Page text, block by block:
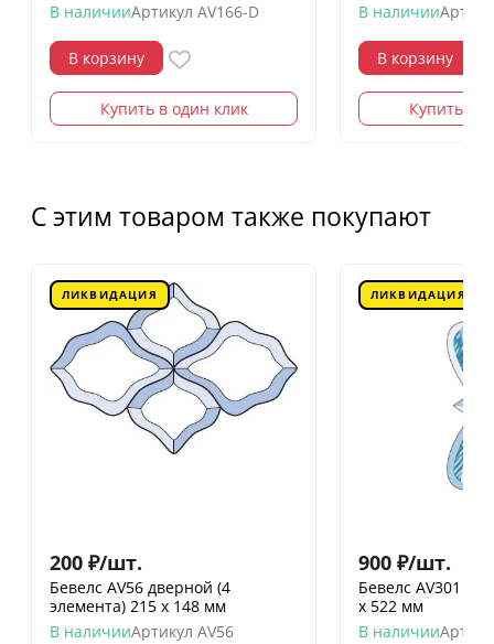
В наличииАртикул AV166-D
В корзину
Купить в один клик
В наличии
В корзину
Купить в
С этим товаром также покупают
ЛИКВИДАЦИЯ
200 ₽/шт.
Бевелс AV56 дверной (4
элемента) 215 х 148 мм
В наличииАртикул AV56
ЛИКВИДАЦИЯ
900 ₽/шт.
Бевелс AV301 (7
х 522 мм
В наличии